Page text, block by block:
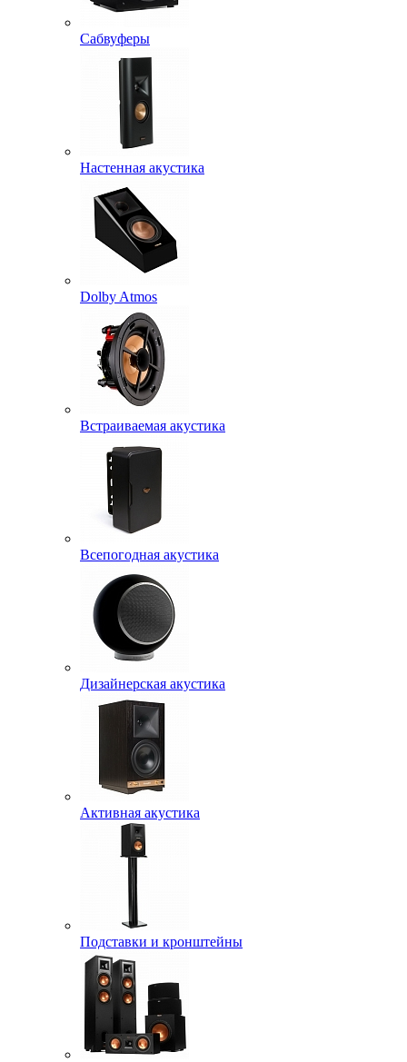
Сабвуферы
Настенная акустика
Dolby Atmos
Встраиваемая акустика
Всепогодная акустика
Дизайнерская акустика
Активная акустика
Подставки и кронштейны